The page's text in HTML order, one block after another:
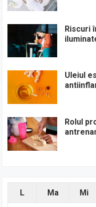
Riscuri
Uleiul
Rolul
L Ma Mi